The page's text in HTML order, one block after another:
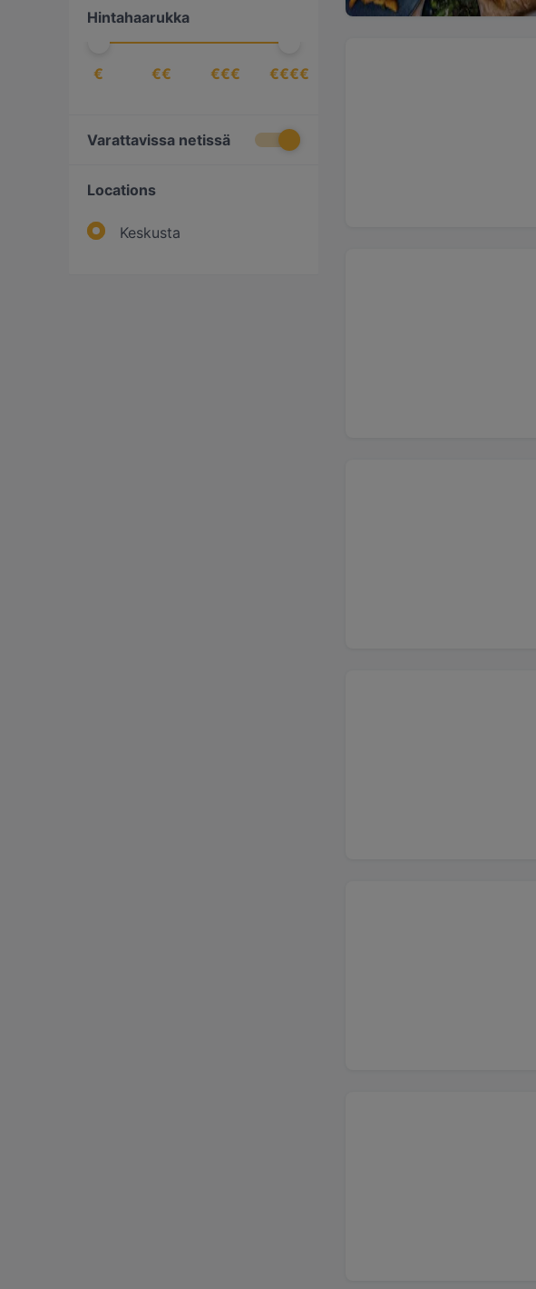
Hintahaarukka
€ €€ €€€ €€€€
Varattavissa netissä
Locations
Keskusta